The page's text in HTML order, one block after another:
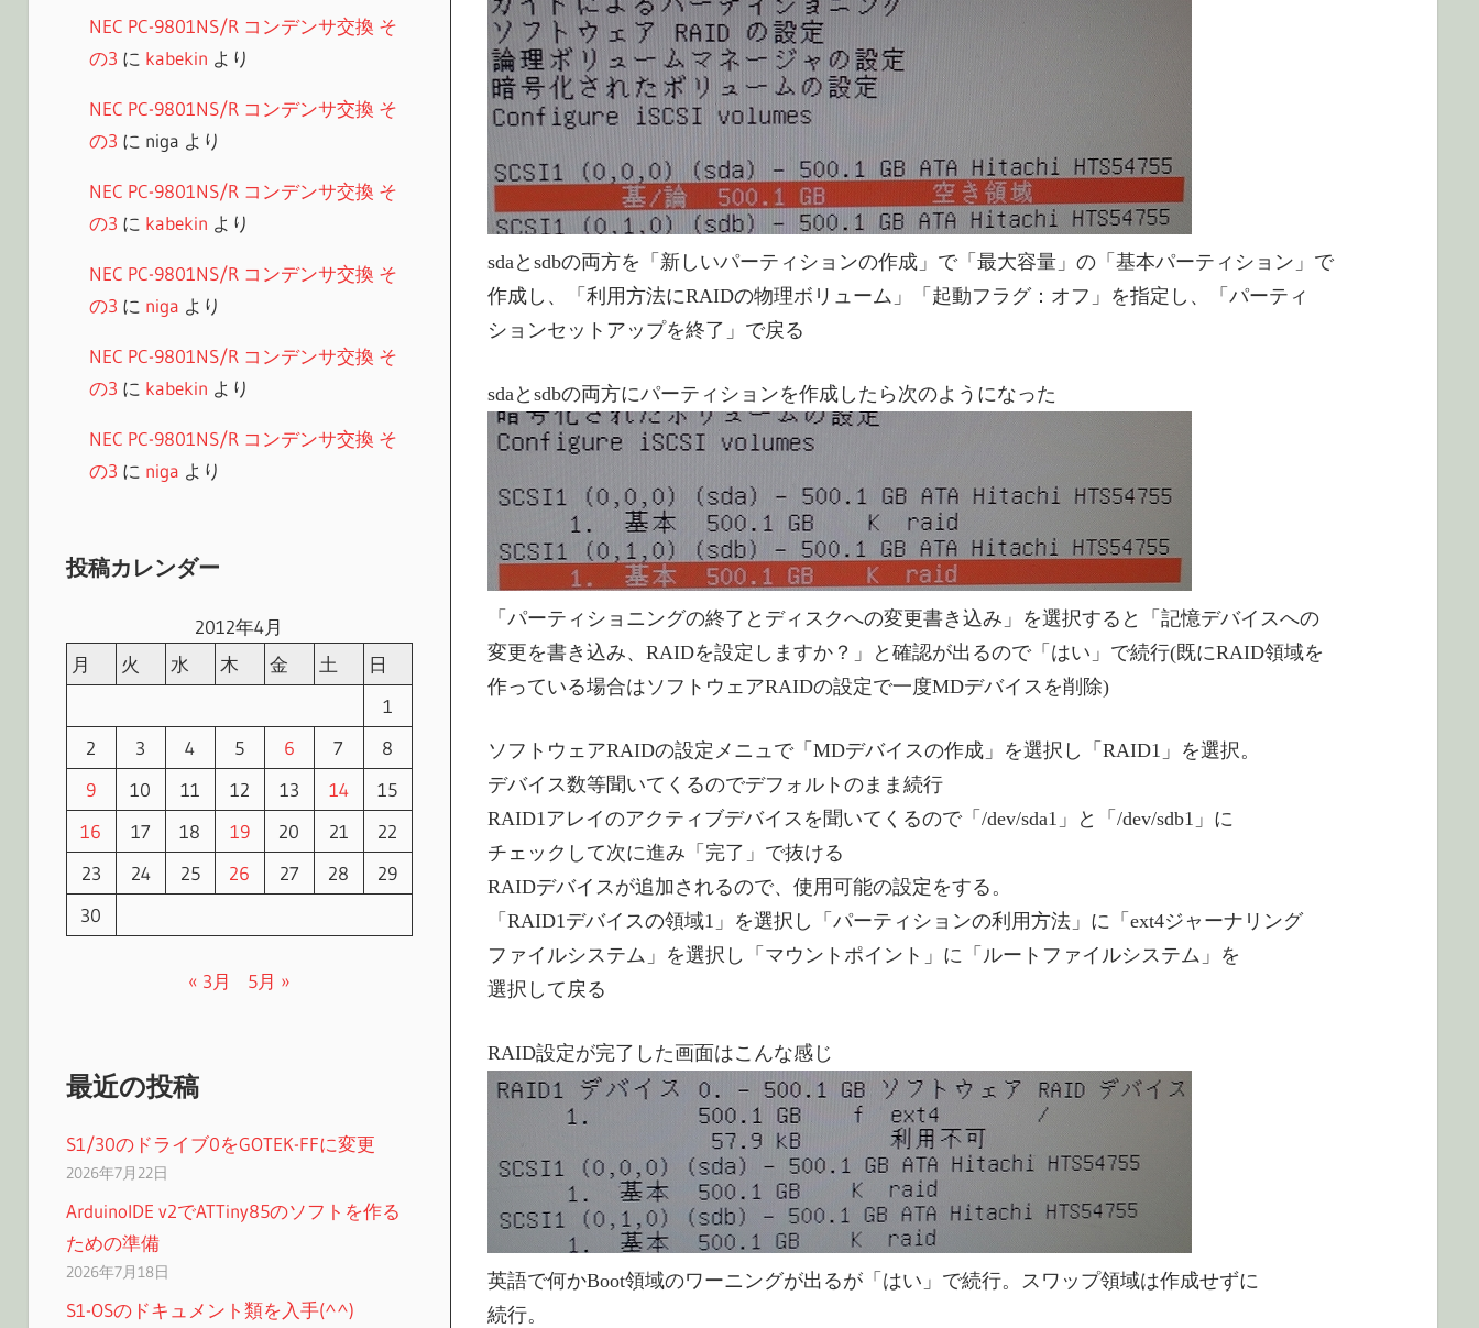
sdaとsdbの両方を「新しいパーティションの作成」で「最大容量」の「基本パーティション」で
作成し、「利用方法にRAIDの物理ボリューム」「起動フラグ：オフ」を指定し、「パーティ
ションセットアップを終了」で戻る
sdaとsdbの両方にパーティションを作成したら次のようになった
「パーティショニングの終了とディスクへの変更書き込み」を選択すると「記憶デバイスへの
変更を書き込み、RAIDを設定しますか？」と確認が出るので「はい」で続行(既にRAID領域を
作っている場合はソフトウェアRAIDの設定で一度MDデバイスを削除)
ソフトウェアRAIDの設定メニュで「MDデバイスの作成」を選択し「RAID1」を選択。
デバイス数等聞いてくるのでデフォルトのまま続行
RAID1アレイのアクティブデバイスを聞いてくるので「/dev/sda1」と「/dev/sdb1」に
チェックして次に進み「完了」で抜ける
RAIDデバイスが追加されるので、使用可能の設定をする。
「RAID1デバイスの領域1」を選択し「パーティションの利用方法」に「ext4ジャーナリング
ファイルシステム」を選択し「マウントポイント」に「ルートファイルシステム」を
選択して戻る
RAID設定が完了した画面はこんな感じ
英語で何かBoot領域のワーニングが出るが「はい」で続行。スワップ領域は作成せずに
続行。
NEC PC-9801NS/R コンデンサ交換 そ
の3 に kabekin より
NEC PC-9801NS/R コンデンサ交換 そ
の3 に niga より
NEC PC-9801NS/R コンデンサ交換 そ
の3 に kabekin より
NEC PC-9801NS/R コンデンサ交換 そ
の3 に niga より
NEC PC-9801NS/R コンデンサ交換 そ
の3 に kabekin より
NEC PC-9801NS/R コンデンサ交換 そ
の3 に niga より
投稿カレンダー
2012年4月
月
火 水 木 金 土
日
1
2
3 4 5 6 7
8
9
10 11 12 13 14
15
16
17 18 19 20 21
22
23
24 25 26 27 28
29
30
« 3月 5月 »
最近の投稿
S1/30のドライブ0をGOTEK-FFに変更
2026年7月22日
ArduinoIDE v2でATTiny85のソフトを作る
ための準備
2026年7月18日
S1-OSのドキュメント類を入手(^^)